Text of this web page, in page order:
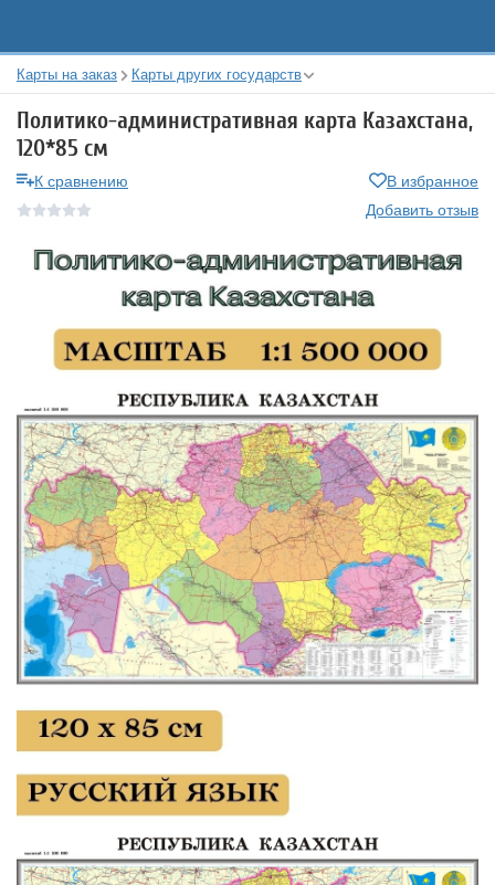
Карты на заказ Карты других государств
Политико-административная карта Казахстана,
120*85 см
К сравнению
В избранное
Добавить отзыв